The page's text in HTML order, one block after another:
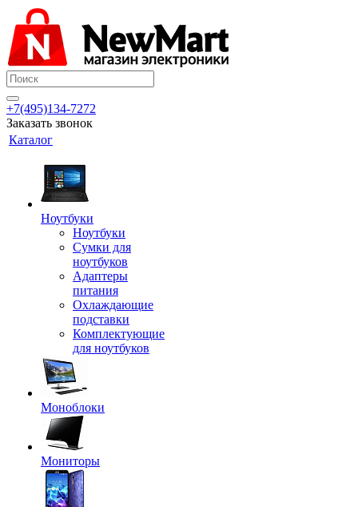
+7(495)134-7272
Заказать звонок
Каталог
Ноутбуки
Ноутбуки
Сумки для
ноутбуков
Адаптеры
питания
Охлаждающие
подставки
Комплектующие
для ноутбуков
Моноблоки
Мониторы